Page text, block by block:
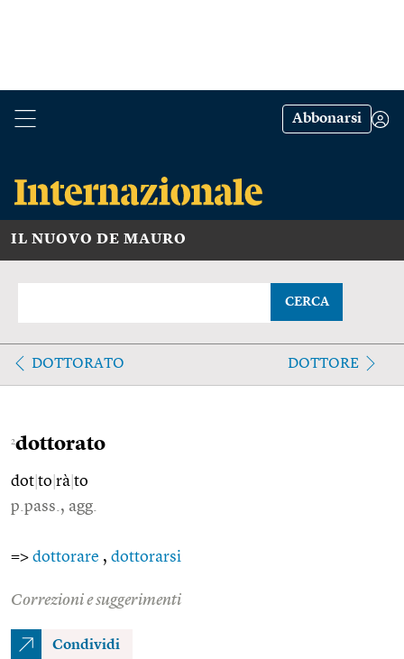
Abbonarsi
IL NUOVO DE MAURO
CERCA
DOTTORATO DOTTORE
2dottorato
dot to rà to
p.pass., agg.
=> dottorare , dottorarsi
Correzioni e suggerimenti
Condividi